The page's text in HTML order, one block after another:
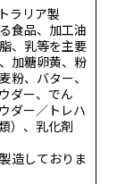
ラリア製
食品、加工油
、乳等を主要
加糖卵黄、粉
粉、バター、
ダー、でん
ダー／トレハ
）、乳化剤
造しておりま